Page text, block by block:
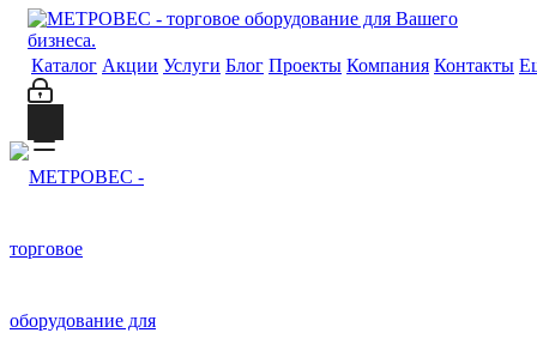
Каталог Акции Услуги Блог Проекты Компания Контакты